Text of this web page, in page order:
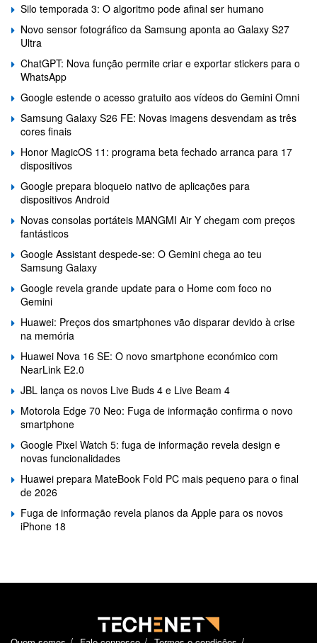
Silo temporada 3: O algoritmo pode afinal ser humano
Novo sensor fotográfico da Samsung aponta ao Galaxy S27
Ultra
ChatGPT: Nova função permite criar e exportar stickers para o
WhatsApp
Google estende o acesso gratuito aos vídeos do Gemini Omni
Samsung Galaxy S26 FE: Novas imagens desvendam as três
cores finais
Honor MagicOS 11: programa beta fechado arranca para 17
dispositivos
Google prepara bloqueio nativo de aplicações para
dispositivos Android
Novas consolas portáteis MANGMI Air Y chegam com preços
fantásticos
Google Assistant despede-se: O Gemini chega ao teu
Samsung Galaxy
Google revela grande update para o Home com foco no
Gemini
Huawei: Preços dos smartphones vão disparar devido à crise
na memória
Huawei Nova 16 SE: O novo smartphone económico com
NearLink E2.0
JBL lança os novos Live Buds 4 e Live Beam 4
Motorola Edge 70 Neo: Fuga de informação confirma o novo
smartphone
Google Pixel Watch 5: fuga de informação revela design e
novas funcionalidades
Huawei prepara MateBook Fold PC mais pequeno para o final
de 2026
Fuga de informação revela planos da Apple para os novos
iPhone 18